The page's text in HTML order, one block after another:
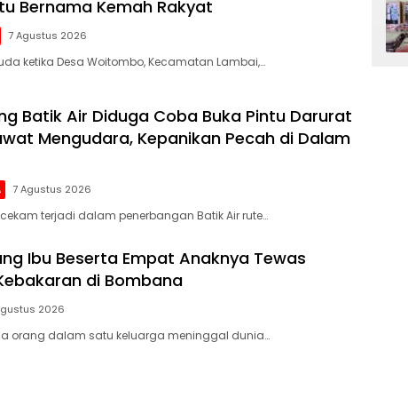
Bernama Kemah Rakyat
7 Agustus 2026
ketika Desa Woitombo, Kecamatan Lambai,…
Batik Air Diduga Coba Buka Pintu Darurat
Mengudara, Kepanikan Pecah di Dalam
7 Agustus 2026
terjadi dalam penerbangan Batik Air rute…
Ibu Beserta Empat Anaknya Tewas
di Bombana
2026
orang dalam satu keluarga meninggal dunia…